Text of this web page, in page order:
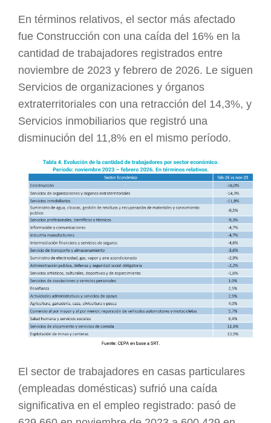
En términos relativos, el sector más afectado
fue Construcción con una caída del 16% en la
cantidad de trabajadores registrados entre
noviembre de 2023 y febrero de 2026. Le siguen
Servicios de organizaciones y órganos
extraterritoriales con una retracción del 14,3%, y
Servicios inmobiliarios que registró una
disminución del 11,8% en el mismo período.
El sector de trabajadores en casas particulares
(empleadas domésticas) sufrió una caída
significativa en el empleo registrado: pasó de